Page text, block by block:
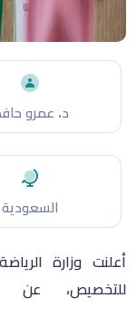
د. عمرو
السعودية
أعلنت وزارة
للتخصيص، عن